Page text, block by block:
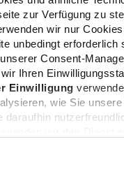
zur Verfügung zu
wir nur
unbedingt erforderlich
Consent-
Ihren
Einwilligung
wie Sie
daraufhin
verarbeitet.
stimmen Sie
gestartet
zwei